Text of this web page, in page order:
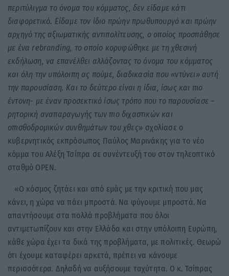
περιτύλιγμα το όνομα του κόμματος, δεν είδαμε κάτι
διαφορετικό. Είδαμε τον ίδιο πρώην πρωθυπουργό και πρώην
αρχηγό της αξιωματικής αντιπολίτευσης, ο οποίος προσπάθησε
με ένα rebranding, το οποίο κορυφώθηκε με τη χθεσινή
εκδήλωση, να επανέλθει αλλάζοντας το όνομα του κόμματος
και όλη την υπόλοιπη ας πούμε, διαδικασία που «ντύνει» αυτή
την παρουσίαση. Και το δεύτερο είναι η ίδια, ίσως και πιο
έντονη- με έναν προσεκτικό ίσως τρόπο που το παρουσίασε –
ρητορική αναπαραγωγής των πιο διχαστικών και
οπισθοδρομικών συνθημάτων του χθες» σχολίασε ο
κυβερνητικός εκπρόσωπος Παύλος Μαρινάκης για το νέο
κόμμα του Αλέξη Τσίπρα σε συνέντευξή του στον τηλεοπτικό
σταθμό OPEN.
«Ο κόσμος ζητάει και από εμάς με την κριτική που μας
κάνει, η χώρα να πάει μπροστά. Να φύγουμε μπροστά. Να
απαντήσουμε στα πολλά προβλήματα που όλοι
αντιμετωπίζουν και στην Ελλάδα και στην υπόλοιπη Ευρώπη,
κάθε χώρα έχει τα δικά της προβλήματα, με πολιτικές. Θεωρώ
ότι έχουμε καταφέρει αρκετά, πρέπει να κάνουμε
περισσότερα. Δηλαδή να αυξήσουμε ταχύτητα. Ο κ. Τσίπρας